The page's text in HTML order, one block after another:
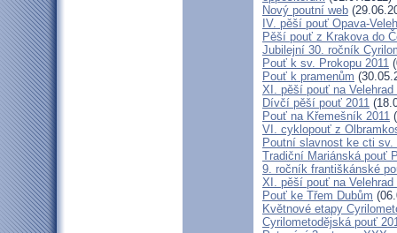
Nový poutní web
IV. pěší pouť Opava-
Pěší pouť z Krakova do
Jubilejní 30. ročník
Pouť k sv. Prokopu 2011
Pouť k pramenům
XI. pěší pouť na Velehrad
Dívčí pěší pouť 2011
Pouť na Křemešník 2011
VI. cyklopouť z
Poutní slavnost ke cti sv.
Tradiční Mariánská pouť
9. ročník františkánské
XI. pěší pouť na
Pouť ke Třem Dubům
Květnové etapy
Cyrilometodějská pouť